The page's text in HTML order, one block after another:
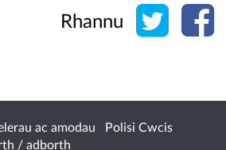
Rhannu
ac amodau
Polisi Cwcis
/ adborth